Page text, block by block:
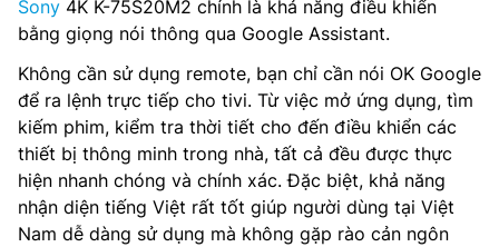
Sony 4K K-75S20M2 chính là khả năng điều khiển
bằng giọng nói thông qua Google Assistant.
Không cần sử dụng remote, bạn chỉ cần nói OK Google
để ra lệnh trực tiếp cho tivi. Từ việc mở ứng dụng, tìm
kiếm phim, kiểm tra thời tiết cho đến điều khiển các
thiết bị thông minh trong nhà, tất cả đều được thực
hiện nhanh chóng và chính xác. Đặc biệt, khả năng
nhận diện tiếng Việt rất tốt giúp người dùng tại Việt
Nam dễ dàng sử dụng mà không gặp rào cản ngôn